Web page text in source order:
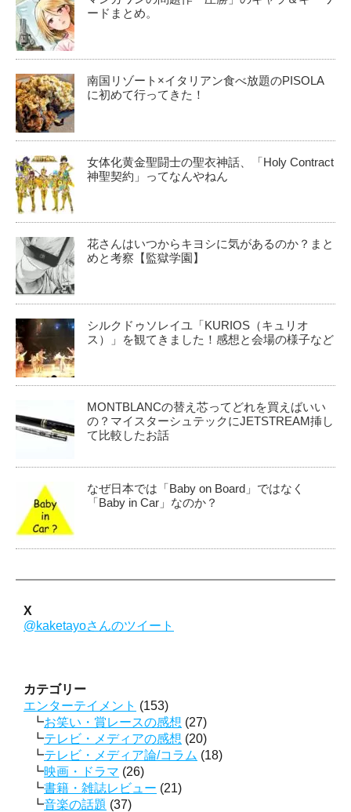
ードまとめ。
南国リゾート×イタリアン食べ放題のPISOLA
に初めて行ってきた！
女体化黄金聖闘士の聖衣神話、「Holy Contract
神聖契約」ってなんやねん
花さんはいつからキヨシに気があるのか？まと
めと考察【監獄学園】
シルクドゥソレイユ「KURIOS（キュリオ
ス）」を観てきました！感想と会場の様子など
MONTBLANCの替え芯ってどれを買えばいい
の？マイスターシュテックにJETSTREAM挿し
て比較したお話
なぜ日本では「Baby on Board」ではなく
「Baby in Car」なのか？
X
@kaketayoさんのツイート
カテゴリー
エンターテイメント (153)
お笑い・賞レースの感想 (27)
テレビ・メディアの感想 (20)
テレビ・メディア論/コラム (18)
映画・ドラマ (26)
書籍・雑誌レビュー (21)
音楽の話題 (37)